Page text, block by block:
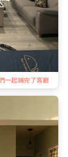
一起鋪完了客廳